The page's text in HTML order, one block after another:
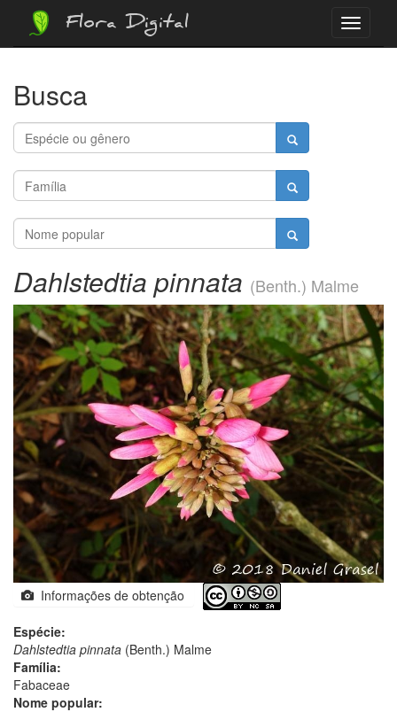
Menu
Flora Digital
Busca
Dahlstedtia pinnata (Benth.) Malme
Informações de obtenção
Espécie:
Dahlstedtia pinnata (Benth.) Malme
Família:
Fabaceae
Nome popular: